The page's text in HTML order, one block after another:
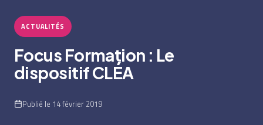
ACTUALITÉS
Focus Formation : Le
dispositif CLÉA
Publié le 14 février 2019